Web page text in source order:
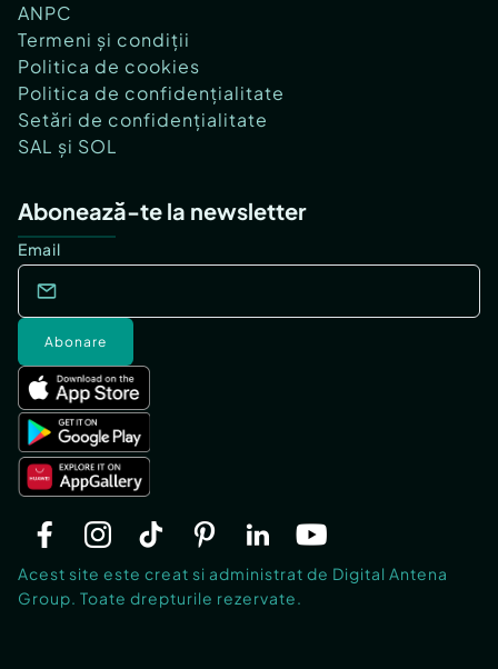
ANPC
Termeni și condiții
Politica de cookies
Politica de confidențialitate
Setări de confidențialitate
SAL și SOL
Abonează-te la newsletter
Email
Abonare
Acest site este creat si administrat de Digital Antena
Group. Toate drepturile rezervate.